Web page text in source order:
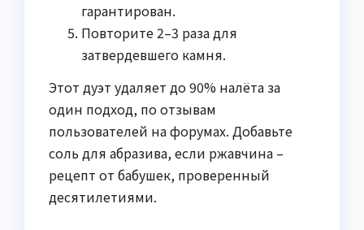
гарантирован.
Повторите 2–3 раза для
затвердевшего камня.
Этот дуэт удаляет до 90% налёта за
один подход, по отзывам
пользователей на форумах. Добавьте
соль для абразива, если ржавчина –
рецепт от бабушек, проверенный
десятилетиями.